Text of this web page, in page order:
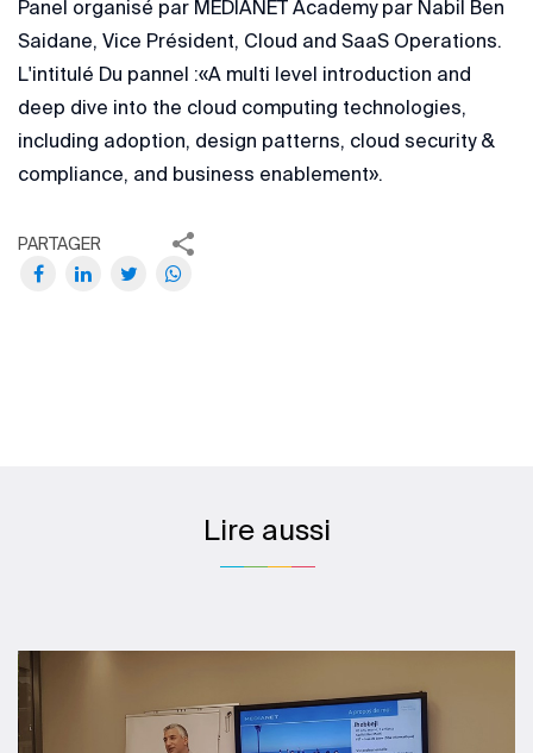
Panel organisé par MEDIANET Academy par Nabil Ben
Saidane, Vice Président, Cloud and SaaS Operations.
L'intitulé Du pannel :«A multi level introduction and
deep dive into the cloud computing technologies,
including adoption, design patterns, cloud security &
compliance, and business enablement».
PARTAGER
Lire aussi